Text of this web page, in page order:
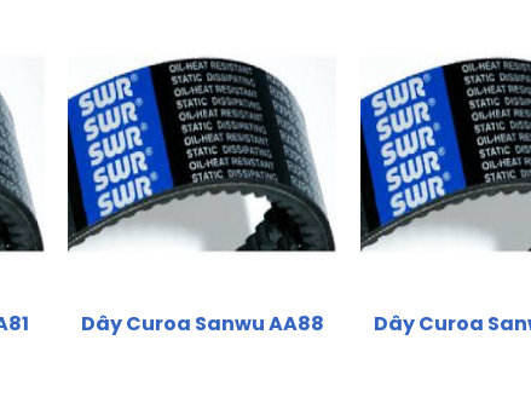
Dây Curoa Sanwu AA88 Dây Curoa